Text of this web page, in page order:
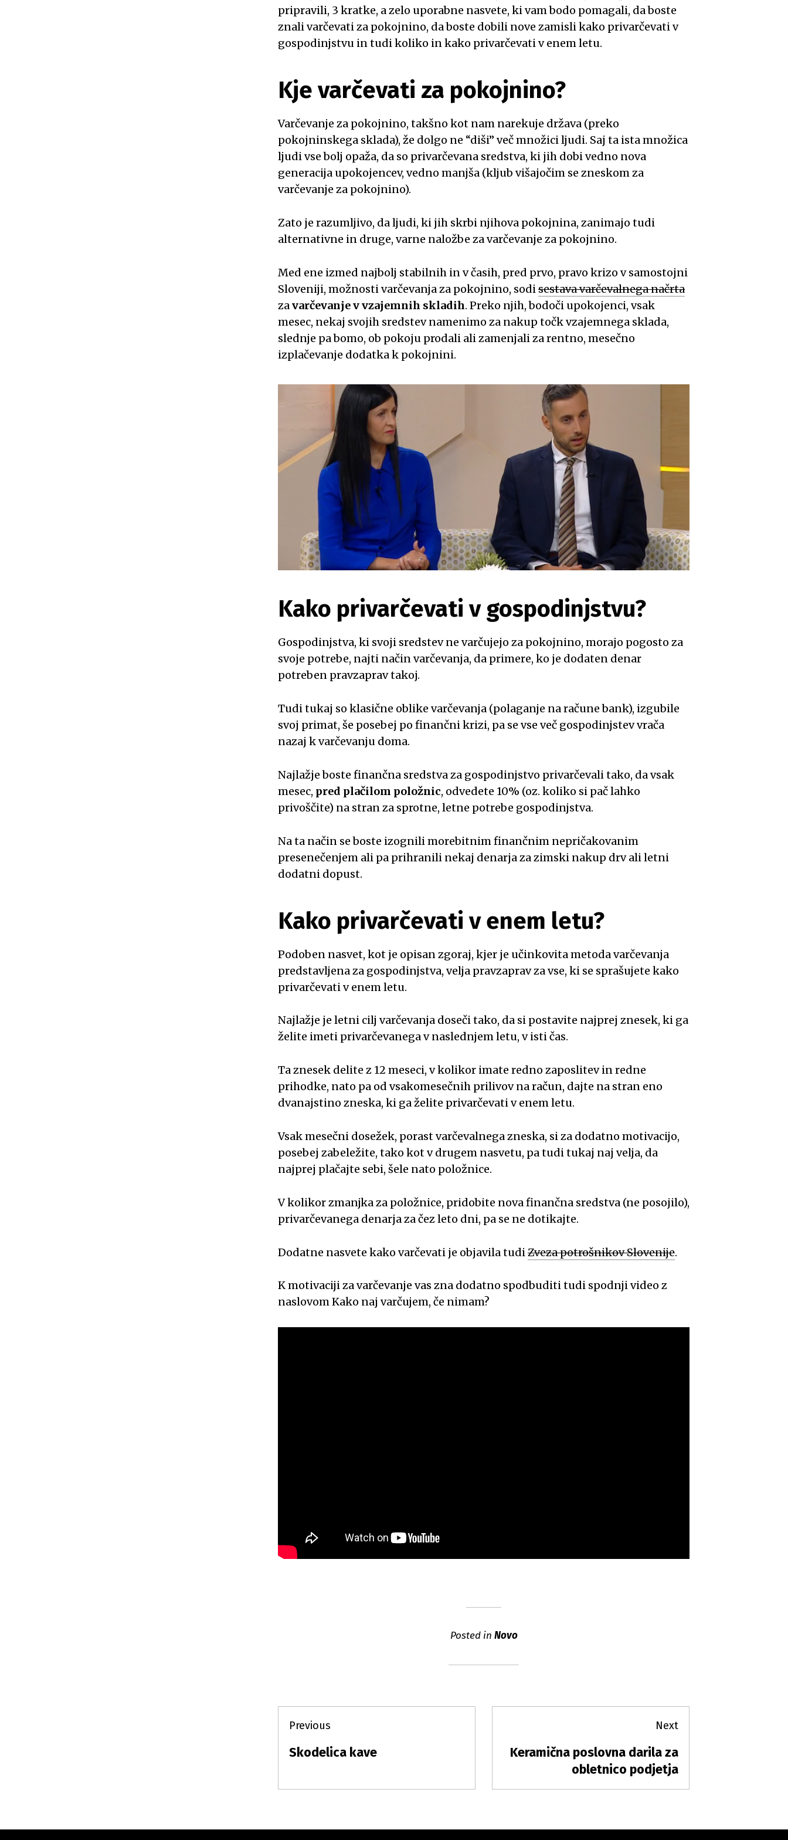
pripravili, 3 kratke, a zelo uporabne nasvete, ki vam bodo pomagali, da boste
znali varčevati za pokojnino, da boste dobili nove zamisli kako privarčevati v
gospodinjstvu in tudi koliko in kako privarčevati v enem letu.
Kje varčevati za pokojnino?
Varčevanje za pokojnino, takšno kot nam narekuje država (preko
pokojninskega sklada), že dolgo ne “diši” več množici ljudi. Saj ta ista množica
ljudi vse bolj opaža, da so privarčevana sredstva, ki jih dobi vedno nova
generacija upokojencev, vedno manjša (kljub višajočim se zneskom za
varčevanje za pokojnino).
Zato je razumljivo, da ljudi, ki jih skrbi njihova pokojnina, zanimajo tudi
alternativne in druge, varne naložbe za varčevanje za pokojnino.
Med ene izmed najbolj stabilnih in v časih, pred prvo, pravo krizo v samostojni
Sloveniji, možnosti varčevanja za pokojnino, sodisestava varčevalnega načrta
zavarčevanje v vzajemnih skladih. Preko njih, bodoči upokojenci, vsak
mesec, nekaj svojih sredstev namenimo za nakup točk vzajemnega sklada,
slednje pa bomo, ob pokoju prodali ali zamenjali za rentno, mesečno
izplačevanje dodatka k pokojnini.
Kako privarčevati v gospodinjstvu?
Gospodinjstva, ki svoji sredstev ne varčujejo za pokojnino, morajo pogosto za
svoje potrebe, najti način varčevanja, da primere, ko je dodaten denar
potreben pravzaprav takoj.
Tudi tukaj so klasične oblike varčevanja (polaganje na račune bank), izgubile
svoj primat, še posebej po finančni krizi, pa se vse več gospodinjstev vrača
nazaj k varčevanju doma.
Najlažje boste finančna sredstva za gospodinjstvo privarčevali tako, da vsak
mesec, pred plačilom položnic, odvedete 10% (oz. koliko si pač lahko
privoščite) na stran za sprotne, letne potrebe gospodinjstva.
Na ta način se boste izognili morebitnim finančnim nepričakovanim
presenečenjem ali pa prihranili nekaj denarja za zimski nakup drv ali letni
dodatni dopust.
Kako privarčevati v enem letu?
Podoben nasvet, kot je opisan zgoraj, kjer je učinkovita metoda varčevanja
predstavljena za gospodinjstva, velja pravzaprav za vse, ki se sprašujete kako
privarčevati v enem letu.
Najlažje je letni cilj varčevanja doseči tako, da si postavite najprej znesek, ki ga
želite imeti privarčevanega v naslednjem letu, v isti čas.
Ta znesek delite z 12 meseci, v kolikor imate redno zaposlitev in redne
prihodke, nato pa od vsakomesečnih prilivov na račun, dajte na stran eno
dvanajstino zneska, ki ga želite privarčevati v enem letu.
Vsak mesečni dosežek, porast varčevalnega zneska, si za dodatno motivacijo,
posebej zabeležite, tako kot v drugem nasvetu, pa tudi tukaj naj velja, da
najprej plačajte sebi, šele nato položnice.
V kolikor zmanjka za položnice, pridobite nova finančna sredstva (ne posojilo),
privarčevanega denarja za čez leto dni, pa se ne dotikajte.
Dodatne nasvete kako varčevati je objavila tudi Zveza potrošnikov Slovenije.
K motivaciji za varčevanje vas zna dodatno spodbuditi tudi spodnji video z
naslovom Kako naj varčujem, če nimam?
Posted in Novo
Post
navigation
Previous
Previous
Skodelica kave
Next
Next
Keramična poslovna darila za
obletnico podjetja